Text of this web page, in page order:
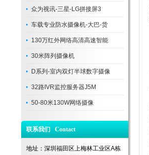
众为视讯-三星-LG拼接屏3
车载专业防水摄像机-大巴-货
130万红外网络高清高速智能
30米阵列摄像机
D系列-室内双灯半球数字摄像
32路IVR监控服务器J5M
50-80米130W网络摄像
联系我们 Contact
地址：深圳福田区上梅林工业区A栋